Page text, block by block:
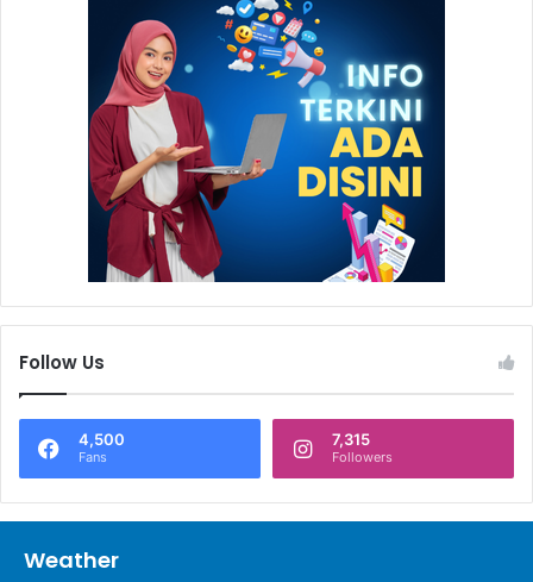
Follow Us
4,500
Fans
7,315
Followers
Weather